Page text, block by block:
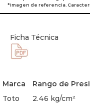
*Imagen de referencia.
Ficha Técnica
Marca Rango de
Toto
2.46 kg/cm²